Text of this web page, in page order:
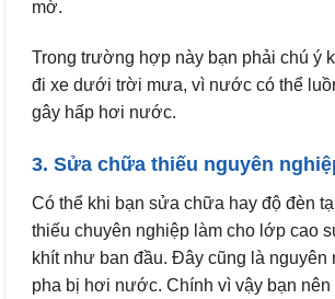
mờ.
Trong trường hợp này bạn phải chú ý
đi xe dưới trời mưa, vì nước có thể
gây hấp hơi nước.
3. Sửa chữa thiếu nguyên
Có thể khi bạn sửa chữa hay độ đèn
thiếu chuyên nghiệp làm cho lớp cao
khít như ban đầu. Đây cũng là nguyên
pha bị hơi nước. Chính vì vậy bạn